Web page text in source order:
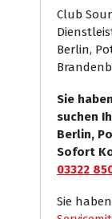
Club
Berlin,
Sie
suchen
Berlin,
Sofort
03322
Sie